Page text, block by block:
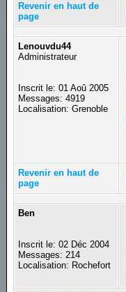
Revenir en haut de
page
Lenouvdu44
Administrateur
Inscrit le: 01 Aoû 2005
Messages: 4919
Localisation: Grenoble
Revenir en haut de
page
Ben
Inscrit le: 02 Déc 2004
Messages: 214
Localisation: Rochefort